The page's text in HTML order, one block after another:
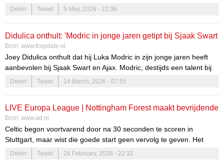
topclubs krijgen daarbij wel concurrentie van de nodige andere
clubs, waaronder Brighton & Hove Albion en FC Porto.
Delen Tweet 5 May, 2026 - 22:36
Didulica onthult: 'Modric in jonge jaren getipt bij Sjaak Swart
en Ajax'
Bron: www.fcupdate.nl
Joey Didulica onthult dat hij Luka Modric in zijn jonge jaren heeft
aanbevolen bij Sjaak Swart en Ajax. Modric, destijds een talent bij
Dinamo Zagreb, maakte indruk op Didulica tijdens hun tijd bij de
Kroatische nationale ploeg.
Delen Tweet 14 March, 2026 - 07:55
LIVE Europa League | Nottingham Forest maakt bevrijdende
treffer tegen Fenerbahçe, Dinamo Zagreb zet slotoffensief in
tegen Genk
Bron: www.ad.nl
Celtic begon voortvarend door na 30 seconden te scoren in
Stuttgart, maar wist die goede start geen vervolg te geven. Het
bleef bij 0-1, waardoor de Duitsers naar de laatste zestien van de
Europa League gaan door een 4-2 stand over twee wedstrijden.
Delen Tweet 26 February, 2026 - 22:32